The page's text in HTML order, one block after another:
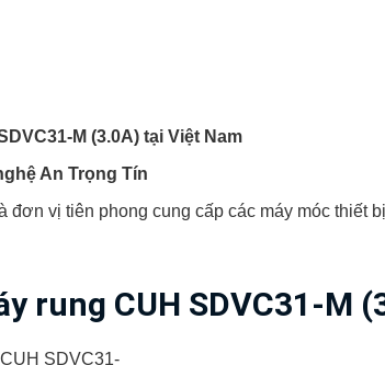
M (3.0A) tại Việt Nam
An Trọng Tín
đơn vị tiên phong cung cấp các máy móc thiết
rung CUH SDVC31-M